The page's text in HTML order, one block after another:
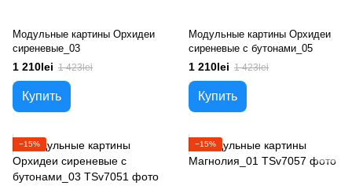
Модульные картины Орхидеи
сиреневые_03
1 210lei 1 423lei
Купить
Модульные картины Орхидеи
сиреневые с бутонами_05
1 210lei 1 423lei
Купить
−15% −15%